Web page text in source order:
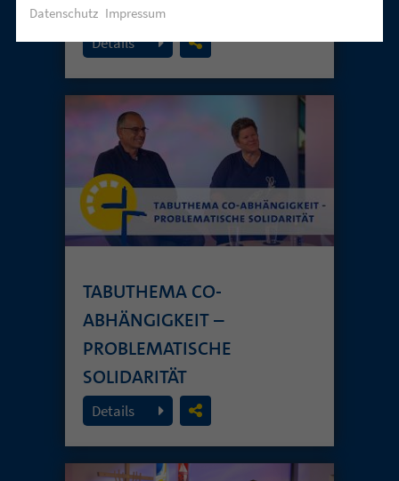
02. August 2026
Details
TABUTHEMA CO-
ABHÄNGIGKEIT –
PROBLEMATISCHE
SOLIDARITÄT
26. Juli 2026
Details
Datenschutz Impressum